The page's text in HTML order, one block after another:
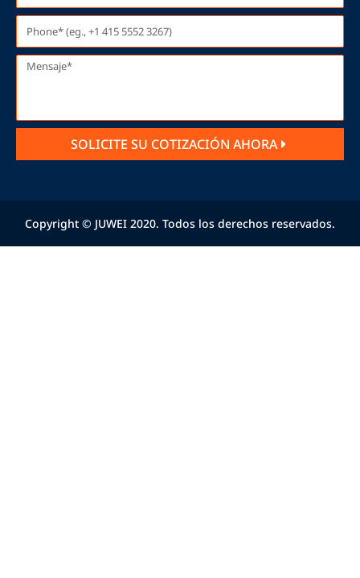
SOLICITE SU COTIZACIÓN AHORA
Copyright © JUWEI 2020. Todos los derechos reservados.